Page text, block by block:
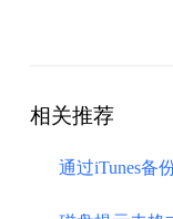
相关推荐
通过iTunes备